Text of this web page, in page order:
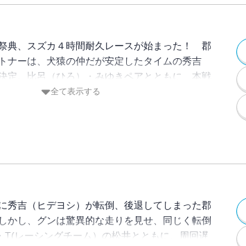
典、スズカ４時間耐久レースが始まった！ 郡
ナーは、犬猿の仲だが安定したタイムの秀吉
定。比呂（ひろ）・みゆきペアとともに、本戦
１走者は秀吉とみゆき。予想以上のハイペース
全て表示する
秀吉（ヒデヨシ）が転倒、後退してしまった郡
かし、グンは驚異的な走りを見せ、同じく転倒
T(レーシングチーム）の松井とともに、周回遅